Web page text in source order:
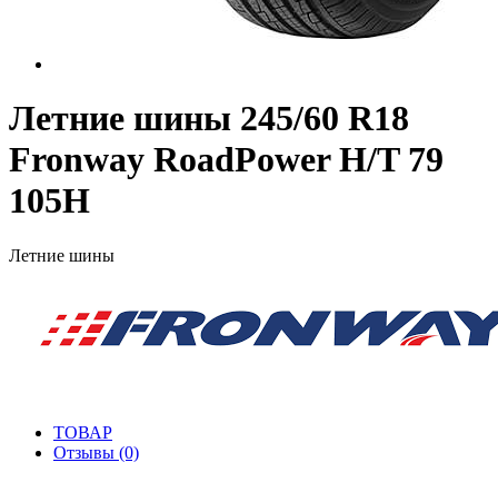
Летние шины 245/60 R18
Fronway RoadPower H/T 79
105H
Летние шины
ТОВАР
Отзывы (0)